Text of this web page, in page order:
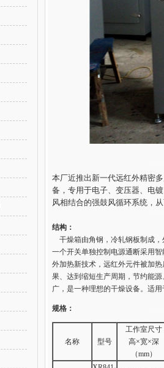
本厂近推出新一代远红外精密
备，专用于电子、变压器、电
风相结合的强鼓风循环系统，
结构：
干燥箱由角钢，冷轧钢板制成
一个开关单独控制电源通断采用
外加热新技术，远红外元件被加
果、达到缩短生产周期，节约能
广，是一种理想的干燥设备。适
规格：
名称 型号
工作室尺寸
高×宽×深
（mm）